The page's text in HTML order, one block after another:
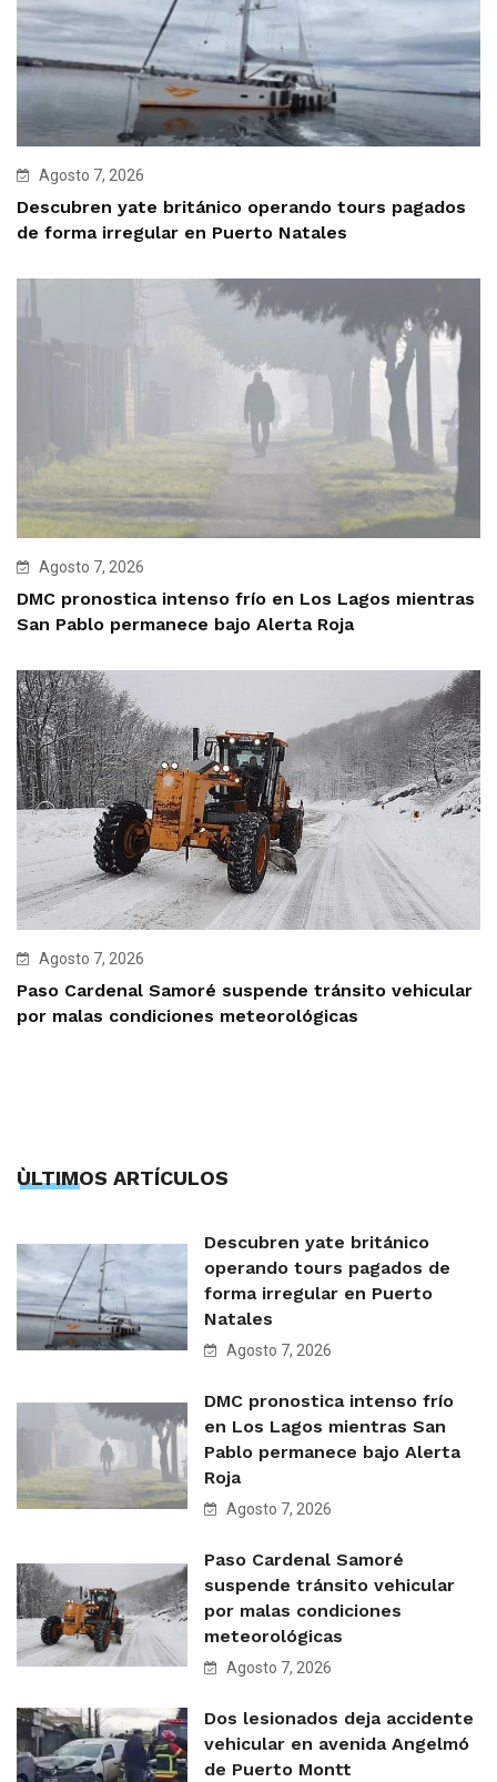
Agosto 7, 2026
Descubren yate británico operando tours pagados
de forma irregular en Puerto Natales
Agosto 7, 2026
DMC pronostica intenso frío en Los Lagos mientras
San Pablo permanece bajo Alerta Roja
Agosto 7, 2026
Paso Cardenal Samoré suspende tránsito vehicular
por malas condiciones meteorológicas
ÙLTIMOS ARTÍCULOS
Descubren yate británico
operando tours pagados de
forma irregular en Puerto
Natales
Agosto 7, 2026
DMC pronostica intenso frío
en Los Lagos mientras San
Pablo permanece bajo Alerta
Roja
Agosto 7, 2026
Paso Cardenal Samoré
suspende tránsito vehicular
por malas condiciones
meteorológicas
Agosto 7, 2026
Dos lesionados deja accidente
vehicular en avenida Angelmó
de Puerto Montt